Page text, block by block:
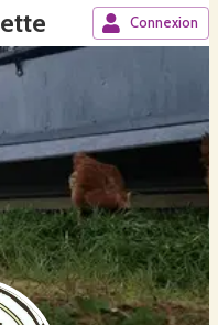
Connexion